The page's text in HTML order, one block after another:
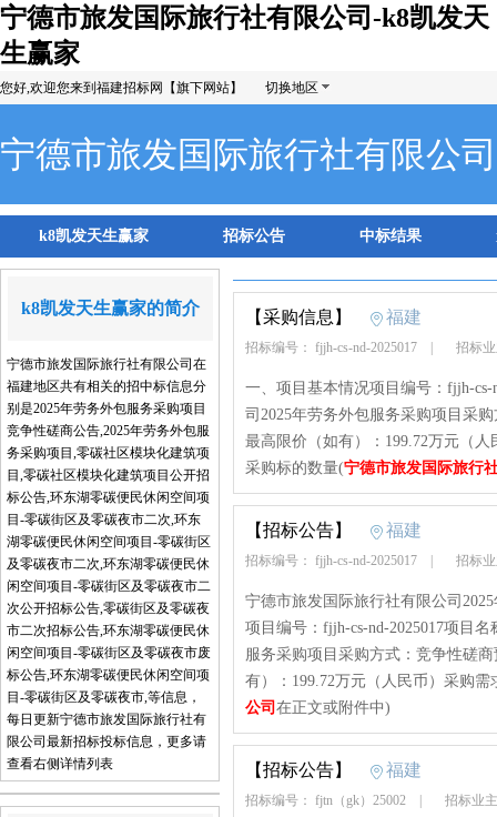
宁德市旅发国际旅行社有限公司-k8凯发天
生赢家
您好,欢迎您来到福建招标网【旗下网站】 切换地区
宁德市旅发国际旅行社有限公司
k8凯发天生赢家 招标公告 中标结果
k8凯发天生赢家的简介
宁德市旅发国际旅行社有限公司在
福建地区共有相关的招中标信息分
别是2025年劳务外包服务采购项目
竞争性磋商公告,2025年劳务外包服
务采购项目,零碳社区模块化建筑项
目,零碳社区模块化建筑项目公开招
标公告,环东湖零碳便民休闲空间项
目-零碳街区及零碳夜市二次,环东
湖零碳便民休闲空间项目-零碳街区
及零碳夜市二次,环东湖零碳便民休
闲空间项目-零碳街区及零碳夜市二
次公开招标公告,零碳街区及零碳夜
市二次招标公告,环东湖零碳便民休
闲空间项目-零碳街区及零碳夜市废
标公告,环东湖零碳便民休闲空间项
目-零碳街区及零碳夜市,等信息，
每日更新宁德市旅发国际旅行社有
限公司最新招标投标信息，更多请
查看右侧详情列表
【采购信息】 福建
招标编号： fjjh-cs-nd-2025017 招标业
一、项目基本情况项目编号：fjjh-
司2025年劳务外包服务采购项目采
最高限价（如有）：199.72万元（
采购标的数量(宁德市旅发国际旅行
【招标公告】 福建
招标编号： fjjh-cs-nd-2025017 招标业
宁德市旅发国际旅行社有限公司
项目编号：fjjh-cs-nd-2025017项目
服务采购项目采购方式：竞争性磋
有）：199.72万元（人民币）采购
公司 在正文或附件中)
【招标公告】 福建
招标编号： fjtn（gk）25002 招标业